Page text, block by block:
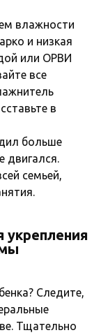
влажности
и низкая
или ОРВИ
все
в
больше
двигался.
семьей,
Следите,
Тщательно